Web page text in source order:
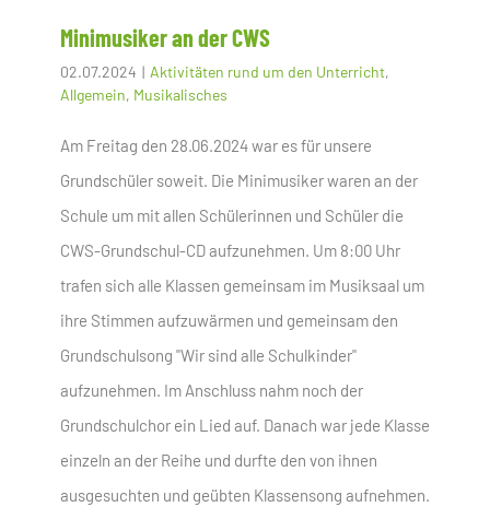
Minimusiker an der CWS
02.07.2024 | Aktivitäten rund um den Unterricht,
Allgemein, Musikalisches
Am Freitag den 28.06.2024 war es für unsere
Grundschüler soweit. Die Minimusiker waren an der
Schule um mit allen Schülerinnen und Schüler die
CWS-Grundschul-CD aufzunehmen. Um 8:00 Uhr
trafen sich alle Klassen gemeinsam im Musiksaal um
ihre Stimmen aufzuwärmen und gemeinsam den
Grundschulsong "Wir sind alle Schulkinder"
aufzunehmen. Im Anschluss nahm noch der
Grundschulchor ein Lied auf. Danach war jede Klasse
einzeln an der Reihe und durfte den von ihnen
ausgesuchten und geübten Klassensong aufnehmen.